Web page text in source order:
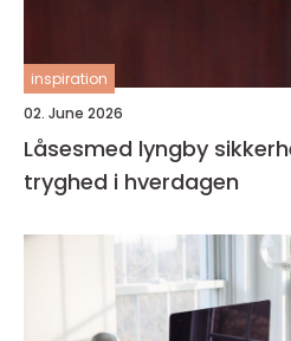
inspiration
02. June 2026
Låsesmed lyngby sikkerhed, service og
tryghed i hverdagen